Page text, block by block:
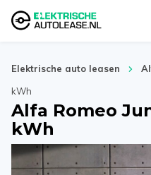
Elektrische auto leasen
kWh
Alfa Romeo
kWh